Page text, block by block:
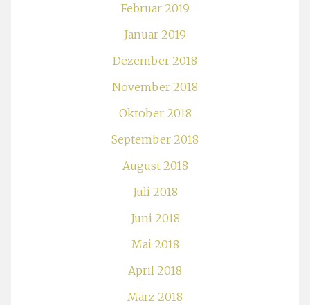
Februar 2019
Januar 2019
Dezember 2018
November 2018
Oktober 2018
September 2018
August 2018
Juli 2018
Juni 2018
Mai 2018
April 2018
März 2018